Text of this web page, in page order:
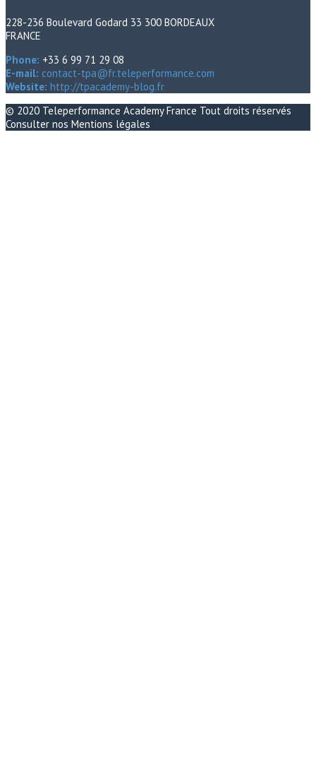
228-236 Boulevard Godard 33 300 BORDEAUX
FRANCE
Phone: +33 6 99 71 29 08
E-mail: contact-tpa@fr.teleperformance.com
Website: http://tpacademy-blog.fr
© 2020 Teleperformance Academy France Tout droits réservés
Consulter nos Mentions légales